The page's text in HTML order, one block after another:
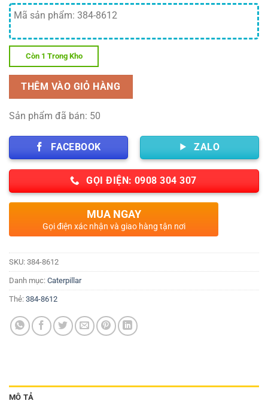
Mã sản phẩm: 384-8612
Còn 1 Trong Kho
THÊM VÀO GIỎ HÀNG
Sản phẩm đã bán: 50
FACEBOOK ZALO
GỌI ĐIỆN: 0908 304 307
MUA NGAY
Gọi điện xác nhận và giao hàng tận nơi
SKU: 384-8612
Danh mục: Caterpillar
Thẻ: 384-8612
MÔ TẢ